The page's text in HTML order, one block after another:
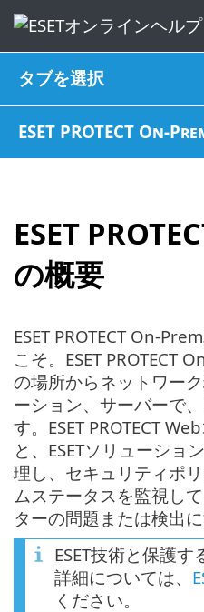
タブを選択
ESET PROTECT On-
ESET
の概要
ESET PROTECT On-
こそ。ESET PROTECT
の場所からネットワー
ーション、サーバーで
す。ESET PROTECT
と、ESETソリューショ
理し、セキュリティポ
ムステータスを監視し
ターの問題または検出
ESET技術と保護
詳細については、
ください。